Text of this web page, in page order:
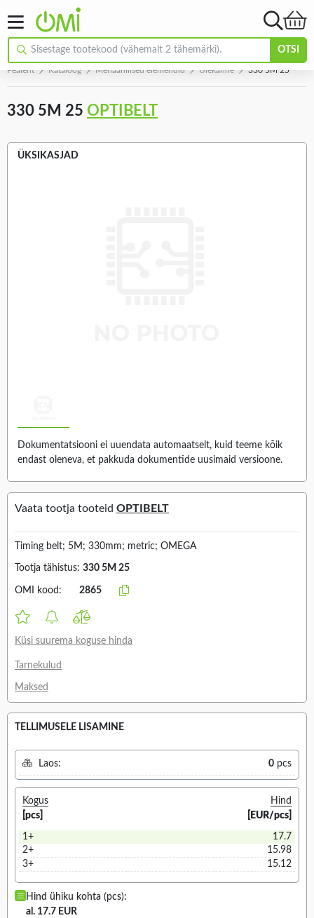
OTSI
Pealeht Kataloog Mehaanilised elemendid Ülekanne 330 5M 25
330 5M 25 OPTIBELT
ÜKSIKASJAD
Dokumentatsiooni ei uuendata automaatselt, kuid teeme kõik
endast oleneva, et pakkuda dokumentide uusimaid versioone.
Vaata tootja tooteid OPTIBELT
Timing belt; 5M; 330mm; metric; OMEGA
Tootja tähistus: 330 5M 25
OMI kood: 2865
Küsi suurema koguse hinda
Tarnekulud
Maksed
TELLIMUSELE LISAMINE
Laos: 0 pcs
Kogus
[pcs]
Hind
[EUR/pcs]
1+
17.7
2+
15.98
3+
15.12
Hind ühiku kohta (pcs):
al. 17.7 EUR